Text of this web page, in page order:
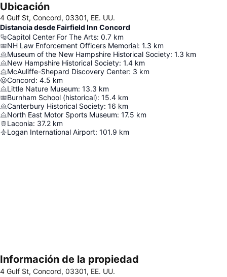
Ubicación
4 Gulf St, Concord, 03301, EE. UU.
Distancia desde Fairfield Inn Concord
Capitol Center For The Arts: 0.7 km
NH Law Enforcement Officers Memorial: 1.3 km
Museum of the New Hampshire Historical Society: 1.3 km
New Hampshire Historical Society: 1.4 km
McAuliffe-Shepard Discovery Center: 3 km
Concord: 4.5 km
Little Nature Museum: 13.3 km
Burnham School (historical): 15.4 km
Canterbury Historical Society: 16 km
North East Motor Sports Museum: 17.5 km
Laconia: 37.2 km
Logan International Airport: 101.9 km
Ampliar mapa
Información de la propiedad
4 Gulf St, Concord, 03301, EE. UU.